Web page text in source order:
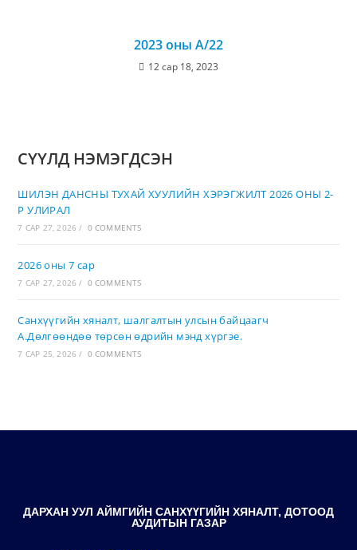
2023 оны А/22
12 сар 18, 2023
СҮҮЛД НЭМЭГДСЭН
ШИЛЭН ДАНСНЫ ТУХАЙ ХУУЛИЙН ХЭРЭГЖИЛТ 2026 ОНЫ 2-
Р УЛИРАЛ
7 САР 27, 2026 / 0 COMMENTS
2026 оны 7 сар
7 САР 27, 2026 / 0 COMMENTS
Санхүүгийн хяналт, шалгалтын улсын байцаагч
А.Дөлгөөндөө төрсөн өдрийн мэнд хүргэе.
7 САР 25, 2026 / 0 COMMENTS
ДАРХАН УУЛ АЙМГИЙН САНХҮҮГИЙН ХЯНАЛТ, ДОТООД
АУДИТЫН ГАЗАР